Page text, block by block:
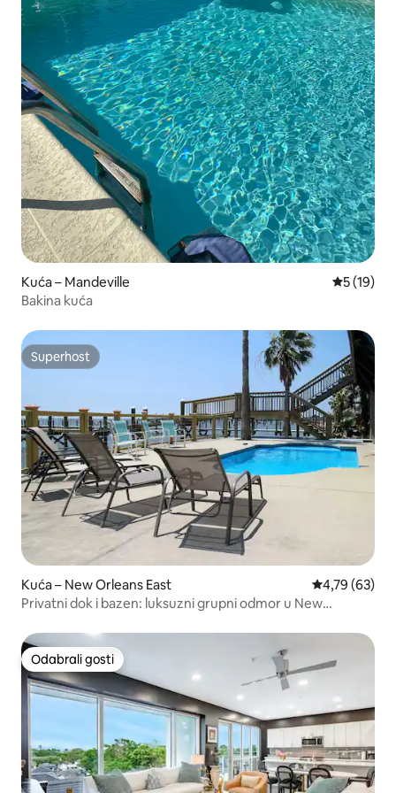
Kuća – Mandeville Prosječna
5 (19)
Bakina kuća
Superhost
Superhost
Kuća – New Orleans East Prosječna
4,79 (63)
Privatni dok i bazen: luksuzni grupni odmor u New
Odabrali gosti
Odabrali gosti